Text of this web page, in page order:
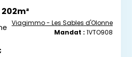
Viagimmo - Les Sables d'Olonne
Mandat : 1VTO908